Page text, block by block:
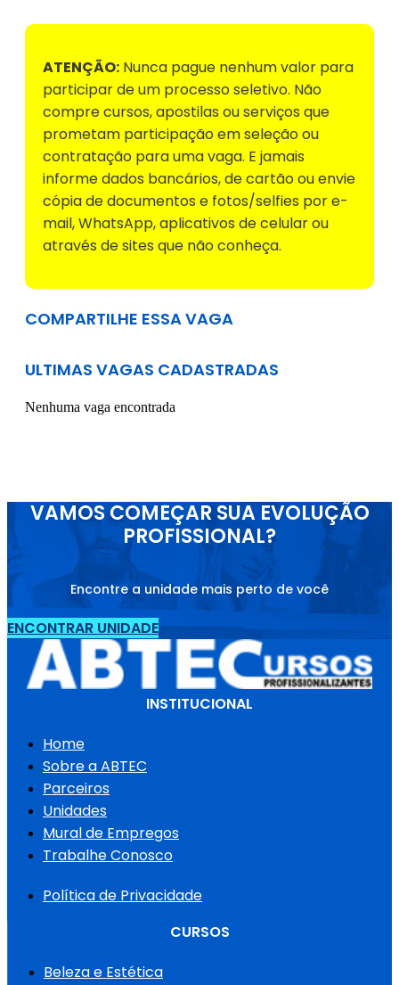
ATENÇÃO: Nunca pague nenhum valor para
participar de um processo seletivo. Não
compre cursos, apostilas ou serviços que
prometam participação em seleção ou
contratação para uma vaga. E jamais
informe dados bancários, de cartão ou envie
cópia de documentos e fotos/selfies por e-
mail, WhatsApp, aplicativos de celular ou
através de sites que não conheça.
COMPARTILHE ESSA VAGA
ULTIMAS VAGAS CADASTRADAS
Nenhuma vaga encontrada
VAMOS COMEÇAR SUA EVOLUÇÃO
PROFISSIONAL?
Encontre a unidade mais perto de você
ENCONTRAR UNIDADE
INSTITUCIONAL
Home
Sobre a ABTEC
Parceiros
Unidades
Mural de Empregos
Trabalhe Conosco
Política de Privacidade
CURSOS
Beleza e Estética